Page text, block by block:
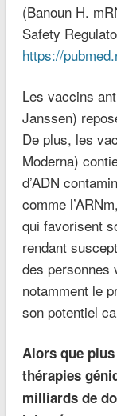
(Banoun H.
Safety
https://
Les vaccins
Janssen)
De plus, les
Moderna)
d’ADN
comme
qui favorisent
rendant
des personnes
notamment le
son potentiel
Alors que
thérapies
milliards de